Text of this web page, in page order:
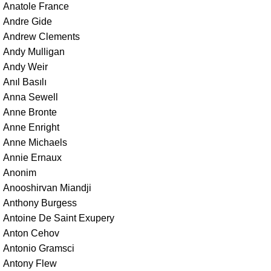
Anatole France
Andre Gide
Andrew Clements
Andy Mulligan
Andy Weir
Anıl Basılı
Anna Sewell
Anne Bronte
Anne Enright
Anne Michaels
Annie Ernaux
Anonim
Anooshirvan Miandji
Anthony Burgess
Antoine De Saint Exupery
Anton Cehov
Antonio Gramsci
Antony Flew